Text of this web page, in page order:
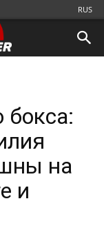
RUS
бокса:
на
и